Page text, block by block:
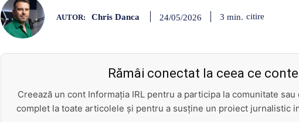
AUTOR: Chris Danca 24/05/2026 3 min. citire
Rămâi conectat la ceea ce
Creează un cont Informația IRL pentru a participa la comunitate sau
complet la toate articolele și pentru a susține un proiect jurnalistic